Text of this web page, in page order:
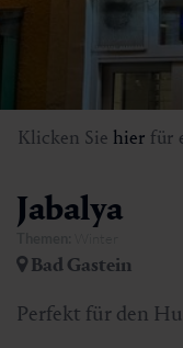
Klicken Sie hier für
Jabalya
Bad Gastein
Perfekt für den